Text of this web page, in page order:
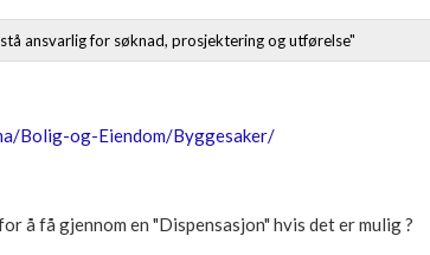
ansvarlig for søknad, prosjektering og utførelse"
Bolig-og-Eiendom/Byggesaker/
å få gjennom en "Dispensasjon" hvis det er mulig ?